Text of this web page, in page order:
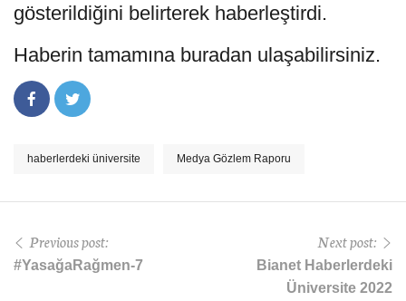
gösterildiğini belirterek haberleştirdi.
Haberin tamamına buradan ulaşabilirsiniz.
haberlerdeki üniversite Medya Gözlem Raporu
Previous post:
#YasağaRağmen-7
Next post:
Bianet Haberlerdeki
Üniversite 2022